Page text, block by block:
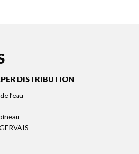
DISTRIBUTION
l’eau